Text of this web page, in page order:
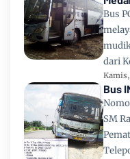
Bus
dari
Bus
SM